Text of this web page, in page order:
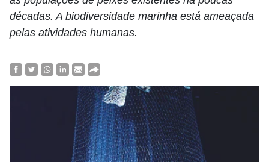
décadas. A biodiversidade marinha está ameaçada
pelas atividades humanas.